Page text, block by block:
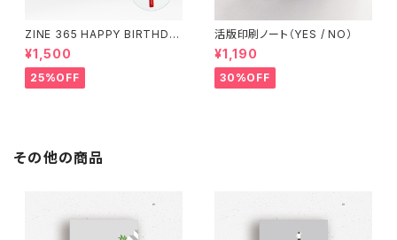
ZINE 365 HAPPY BIRTHDA
Y（アクリルキーホルダー付き）
¥1,500
25%OFF
活版印刷ノート（YES / NO）
¥1,190
30%OFF
その他の商品